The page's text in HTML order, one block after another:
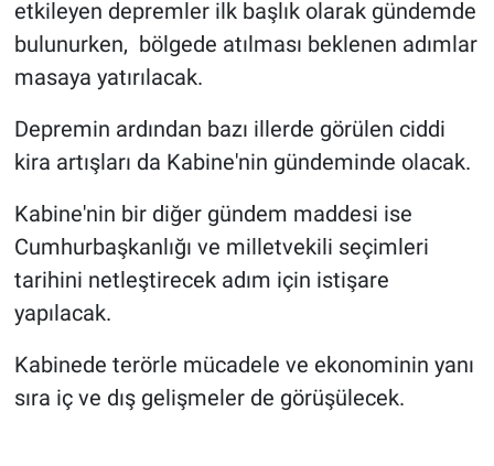
etkileyen depremler ilk başlık olarak gündemde
bulunurken, bölgede atılması beklenen adımlar
masaya yatırılacak.
Depremin ardından bazı illerde görülen ciddi
kira artışları da Kabine'nin gündeminde olacak.
Kabine'nin bir diğer gündem maddesi ise
Cumhurbaşkanlığı ve milletvekili seçimleri
tarihini netleştirecek adım için istişare
yapılacak.
Kabinede terörle mücadele ve ekonominin yanı
sıra iç ve dış gelişmeler de görüşülecek.